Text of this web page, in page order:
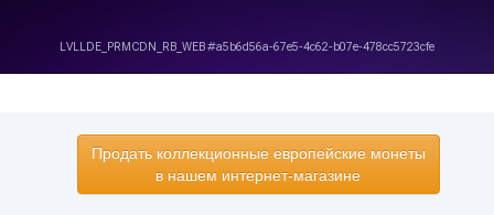
Продать коллекционные европейские монеты
в нашем интернет-магазине